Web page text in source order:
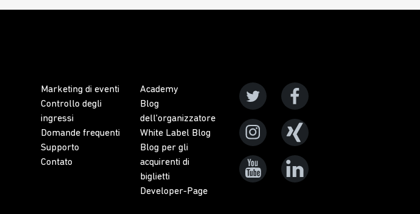
Marketing di eventi
Controllo degli
ingressi
Domande frequenti
Supporto
Contato
Academy
Blog
dell'organizzatore
White Label Blog
Blog per gli
acquirenti di
biglietti
Developer-Page